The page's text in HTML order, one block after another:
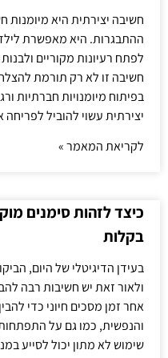
חשיבה יצירתית היא מיומנות
ההתבגרות. היא מאפשרת
לפתח רעיונות מקוריים
חשיבה זו לא רק תורמת
בפיתוח מיומנויות חברתיות
יצירתית עשוי להוביל
לקריאת המאמר »
כיצד לזהות סימנים
בקלות
בעידן הדיגיטלי של היום,
ולאור זאת יש חשיבות רבה
אחר זמן מסכים חיוני כדי
והנפשית, כמו גם על
שימוש לא מתון יכול לסייע